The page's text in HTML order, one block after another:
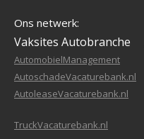
Ons netwerk:
Vaksites Autobranche
AutomobielManagement
AutoschadeVacaturebank.nl
AutoleaseVacaturebank.nl
TruckVacaturebank.nl